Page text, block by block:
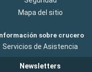
Mapa del sitio
sobre crucero
Servicios de Asistencia
Newsletters